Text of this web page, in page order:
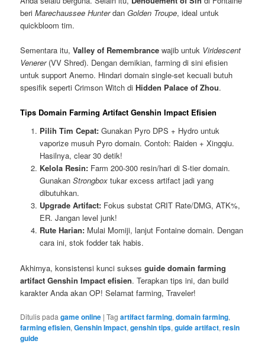
beriMarechaussee HunterdanGolden Troupe, ideal untuk
quickbloom tim.
Sementara itu,Valley of Remembrance wajib untuk Viridescent
Venerer(VV Shred). Dengan demikian, farming di sini efisien
untuk support Anemo. Hindari domain single-set kecuali butuh
spesifik seperti Crimson Witch diHidden Palace of Zhou.
Tips Domain Farming Artifact Genshin Impact Efisien
Pilih Tim Cepat:Gunakan Pyro DPS + Hydro untuk
vaporize musuh Pyro domain. Contoh: Raiden + Xingqiu.
Hasilnya, clear 30 detik!
Kelola Resin:Farm 200-300 resin/hari di S-tier domain.
Gunakan Strongboxtukar excess artifact jadi yang
dibutuhkan.
Upgrade Artifact:Fokus substat CRIT Rate/DMG, ATK%,
ER. Jangan level junk!
Rute Harian:Mulai Momiji, lanjut Fontaine domain. Dengan
cara ini, stok fodder tak habis.
Akhirnya, konsistensi kunci suksesguide domain farming
artifact Genshin Impact efisien. Terapkan tips ini, dan build
karakter Anda akan OP! Selamat farming, Traveler!
Ditulis pada game online |Tag artifact farming,domain farming,
farming efisien,Genshin Impact,genshin tips,guide artifact,resin
guide